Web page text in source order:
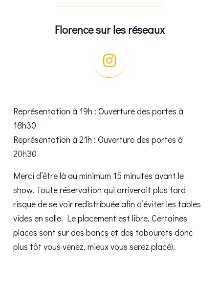
Florence sur les réseaux
Représentation à 19h : Ouverture des portes à
18h30
Représentation à 21h : Ouverture des portes à
20h30
Merci d’être là au minimum 15 minutes avant le
show. Toute réservation qui arriverait plus tard
risque de se voir redistribuée afin d’éviter les tables
vides en salle. Le placement est libre. Certaines
places sont sur des bancs et des tabourets donc
plus tôt vous venez, mieux vous serez placé).